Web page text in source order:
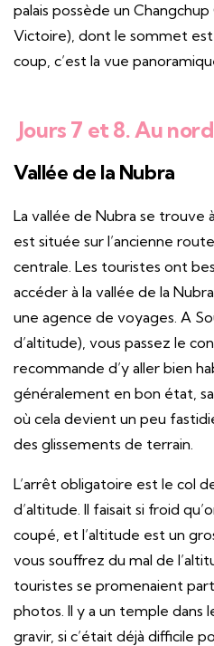
palais possède un
Victoire), dont le sommet
coup, c’est la vue
Jours 7 et 8. Au
Vallée de la Nubra
La vallée de Nubra se trouve
est située sur l’ancienne
centrale. Les touristes ont
accéder à la vallée de la
une agence de voyages. A
d’altitude), vous passez le
recommande d’y aller bien
généralement en bon état,
où cela devient un peu
des glissements de terrain.
L’arrêt obligatoire est le col
d’altitude. Il faisait si froid
coupé, et l’altitude est un
vous souffrez du mal de
touristes se promenaient
photos. Il y a un temple dans
gravir, si c’était déjà difficile